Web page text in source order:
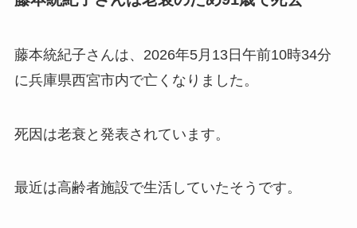
藤本統紀子さんは、2026年5月13日午前10時34分
に兵庫県西宮市内で亡くなりました。
死因は老衰と発表されています。
最近は高齢者施設で生活していたそうです。